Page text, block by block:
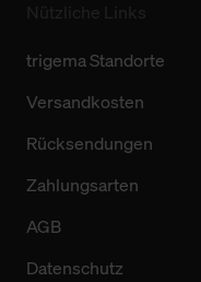
trigema Standorte
Versandkosten
Rücksendungen
Zahlungsarten
AGB
Datenschutz